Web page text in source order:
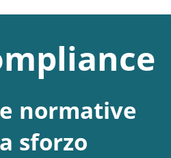
normative
sforzo